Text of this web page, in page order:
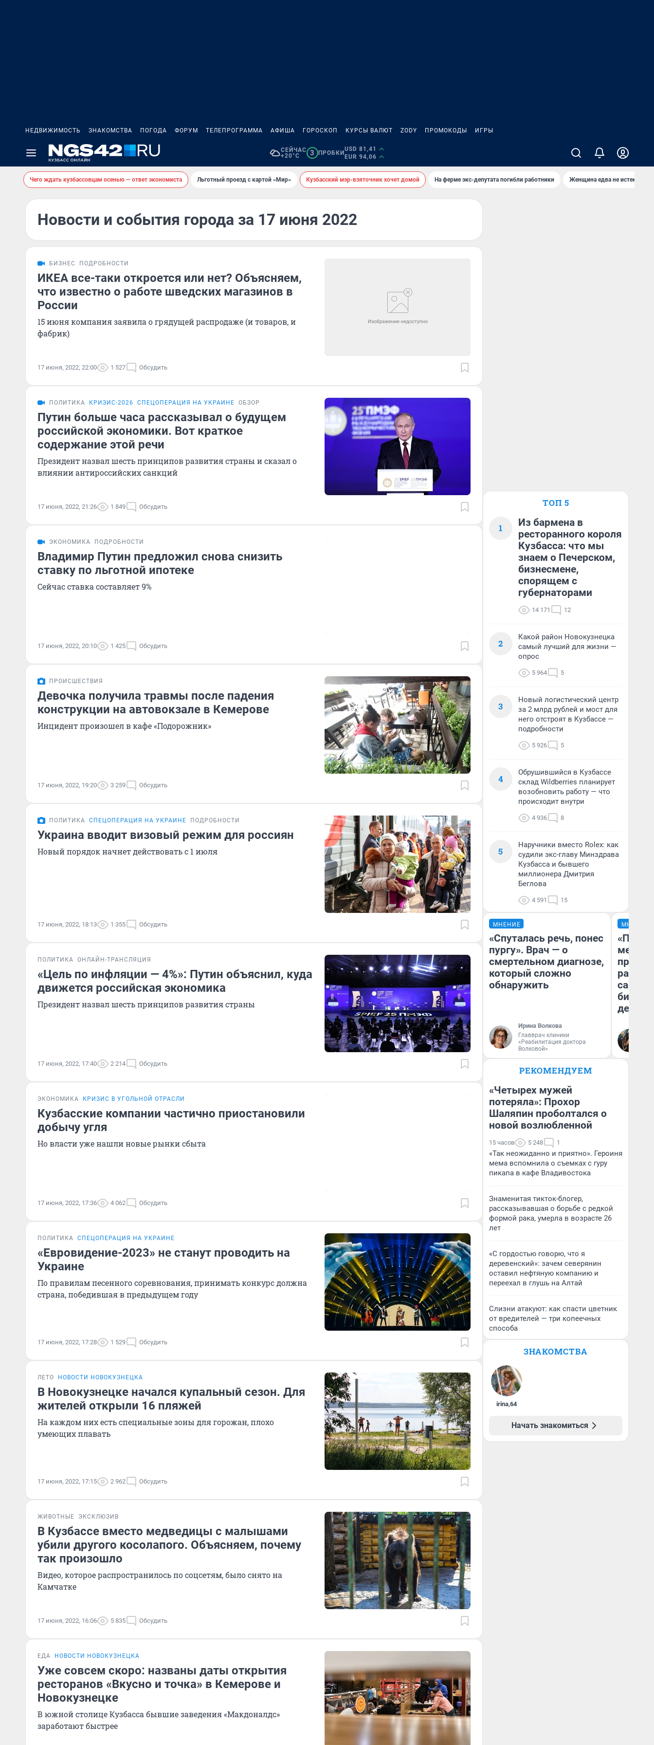
НЕДВИЖИМОСТЬ ЗНАКОМСТВА ПОГОДА ФОРУМ ТЕЛЕПРОГРАММА АФИША ГОРОСКОП КУРСЫ ВАЛЮТ ZODY ПРОМОКОДЫ ИГРЫ
СЕЙЧАС
+20°C
3 ПРОБКИ
USD 81,41
EUR 94,06
Чего ждать кузбассовцам осенью — ответ экономиста Льготный проезд с картой «Мир» Кузбасский мэр-взяточник хочет домой На ферме экс-депутата погибли работники Женщина едва не истекла
Новости и события города за 17 июня 2022
БИЗНЕС ПОДРОБНОСТИ
ИКЕА все-таки откроется или нет? Объясняем,
что известно о работе шведских магазинов в
России
15 июня компания заявила о грядущей распродаже (и товаров, и
фабрик)
17 июня, 2022, 22:00 1 527 Обсудить
ПОЛИТИКА КРИЗИС-2026 СПЕЦОПЕРАЦИЯ НА УКРАИНЕ ОБЗОР
Путин больше часа рассказывал о будущем
российской экономики. Вот краткое
содержание этой речи
Президент назвал шесть принципов развития страны и сказал о
влиянии антироссийских санкций
17 июня, 2022, 21:26 1 849 Обсудить
ЭКОНОМИКА ПОДРОБНОСТИ
Владимир Путин предложил снова снизить
ставку по льготной ипотеке
Сейчас ставка составляет 9%
17 июня, 2022, 20:10 1 425 Обсудить
ПРОИСШЕСТВИЯ
Девочка получила травмы после падения
конструкции на автовокзале в Кемерове
Инцидент произошел в кафе «Подорожник»
17 июня, 2022, 19:20 3 259 Обсудить
ПОЛИТИКА СПЕЦОПЕРАЦИЯ НА УКРАИНЕ ПОДРОБНОСТИ
Украина вводит визовый режим для россиян
Новый порядок начнет действовать с 1 июля
17 июня, 2022, 18:13 1 355 Обсудить
ПОЛИТИКА ОНЛАЙН-ТРАНСЛЯЦИЯ
«Цель по инфляции — 4%»: Путин объяснил, куда
движется российская экономика
Президент назвал шесть принципов развития страны
17 июня, 2022, 17:40 2 214 Обсудить
ЭКОНОМИКА КРИЗИС В УГОЛЬНОЙ ОТРАСЛИ
Кузбасские компании частично приостановили
добычу угля
Но власти уже нашли новые рынки сбыта
17 июня, 2022, 17:36 4 062 Обсудить
ПОЛИТИКА СПЕЦОПЕРАЦИЯ НА УКРАИНЕ
«Евровидение-2023» не станут проводить на
Украине
По правилам песенного соревнования, принимать конкурс должна
страна, победившая в предыдущем году
17 июня, 2022, 17:28 1 529 Обсудить
ЛЕТО НОВОСТИ НОВОКУЗНЕЦКА
В Новокузнецке начался купальный сезон. Для
жителей открыли 16 пляжей
На каждом них есть специальные зоны для горожан, плохо
умеющих плавать
17 июня, 2022, 17:15 2 962 Обсудить
ЖИВОТНЫЕ ЭКСКЛЮЗИВ
В Кузбассе вместо медведицы с малышами
убили другого косолапого. Объясняем, почему
так произошло
Видео, которое распространилось по соцсетям, было снято на
Камчатке
17 июня, 2022, 16:06 5 835 Обсудить
ЕДА НОВОСТИ НОВОКУЗНЕЦКА
Уже совсем скоро: названы даты открытия
ресторанов «Вкусно и точка» в Кемерове и
Новокузнецке
В южной столице Кузбасса бывшие заведения «Макдоналдс»
заработают быстрее
ТОП 5
1
Из бармена в
ресторанного короля
Кузбасса: что мы
знаем о Печерском,
бизнесмене,
спорящем с
губернаторами
14 171 12
2
Какой район Новокузнецка
самый лучший для жизни —
опрос
5 964 5
3
Новый логистический центр
за 2 млрд рублей и мост для
него отстроят в Кузбассе —
подробности
5 926 5
4
Обрушившийся в Кузбассе
склад Wildberries планирует
возобновить работу — что
происходит внутри
4 936 8
5
Наручники вместо Rolex: как
судили экс-главу Минздрава
Кузбасса и бывшего
миллионера Дмитрия
Беглова
4 591 15
МНЕНИЕ
«Спуталась речь, понес
пургу». Врач — о
смертельном диагнозе,
который сложно
обнаружить
Ирина Волкова
Главврач клиники
«Реабилитация доктора
Волковой»
МНЕНИЕ
самом
РЕКОМЕНДУЕМ
«Четырех мужей
потеряла»: Прохор
Шаляпин проболтался о
новой возлюбленной
15 часов 5 248 1
«Так неожиданно и приятно». Героиня
мема вспомнила о съемках с гуру
пикапа в кафе Владивостока
Знаменитая тикток-блогер,
рассказывавшая о борьбе с редкой
формой рака, умерла в возрасте 26
лет
«С гордостью говорю, что я
деревенский»: зачем северянин
оставил нефтяную компанию и
переехал в глушь на Алтай
Слизни атакуют: как спасти цветник
от вредителей — три копеечных
способа
ЗНАКОМСТВА
irina,64
Начать знакомиться